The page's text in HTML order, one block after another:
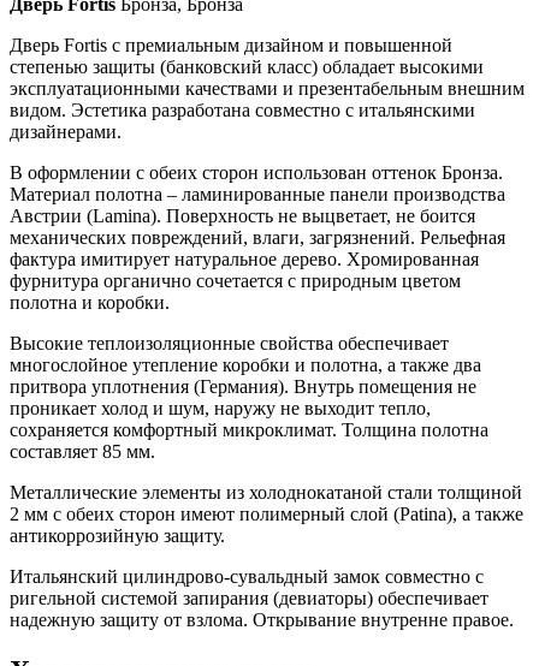
Дверь Fortis с премиальным дизайном и повышенной
степенью защиты (банковский класс) обладает высокими
эксплуатационными качествами и презентабельным внешним
видом. Эстетика разработана совместно с итальянскими
дизайнерами.
В оформлении с обеих сторон использован оттенок Бронза.
Материал полотна – ламинированные панели производства
Австрии (Lamina). Поверхность не выцветает, не боится
механических повреждений, влаги, загрязнений. Рельефная
фактура имитирует натуральное дерево. Хромированная
фурнитура органично сочетается с природным цветом
полотна и коробки.
Высокие теплоизоляционные свойства обеспечивает
многослойное утепление коробки и полотна, а также два
притвора уплотнения (Германия). Внутрь помещения не
проникает холод и шум, наружу не выходит тепло,
сохраняется комфортный микроклимат. Толщина полотна
составляет 85 мм.
Металлические элементы из холоднокатаной стали толщиной
2 мм с обеих сторон имеют полимерный слой (Patina), а также
антикоррозийную защиту.
Итальянский цилиндрово-сувальдный замок совместно с
ригельной системой запирания (девиаторы) обеспечивает
надежную защиту от взлома. Открывание внутренне правое.